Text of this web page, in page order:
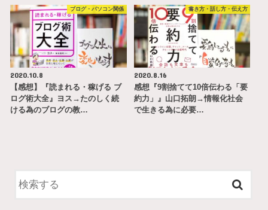
ブログ・パソコン関係
2020.10.8
【感想】『読まれる・稼げる ブ
ログ術大全』ヨス→たのしく続
ける為のブログの教…
書き方・話し方・伝え方
2020.8.16
感想『9割捨てて10倍伝わる「要
約力」』山口拓朗→情報化社会
で生きる為に必要…